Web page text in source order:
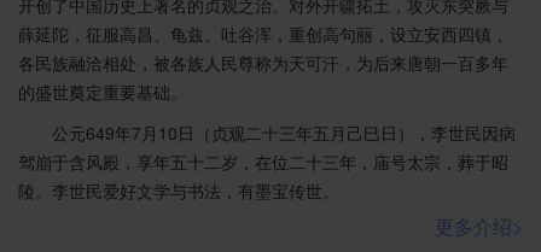
开创了中国历史上著名的贞观之治。对外开疆拓土，攻灭东突厥与
薛延陀，征服高昌、龟兹、吐谷浑，重创高句丽，设立安西四镇，
各民族融洽相处，被各族人民尊称为天可汗，为后来唐朝一百多年
的盛世奠定重要基础。
公元649年7月10日（贞观二十三年五月己巳日），李世民因病
驾崩于含风殿，享年五十二岁，在位二十三年，庙号太宗，葬于昭
陵。李世民爱好文学与书法，有墨宝传世。
更多介绍>